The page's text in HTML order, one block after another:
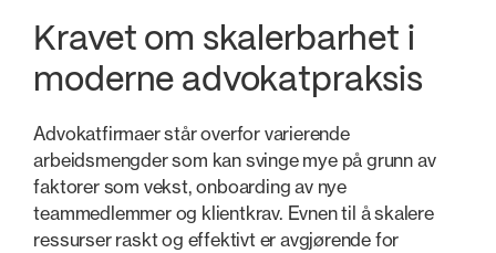
Kravet om skalerbarhet i
moderne advokatpraksis
Advokatfirmaer står overfor varierende
arbeidsmengder som kan svinge mye på grunn av
faktorer som vekst, onboarding av nye
teammedlemmer og klientkrav. Evnen til å skalere
ressurser raskt og effektivt er avgjørende for